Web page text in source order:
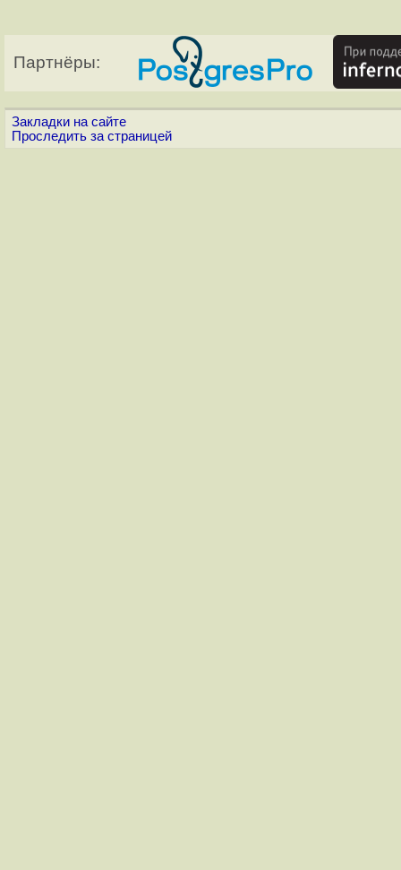
Партнёры:
Закладки на сайте
Проследить за страницей